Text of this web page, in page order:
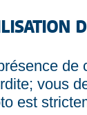
de
vous
est